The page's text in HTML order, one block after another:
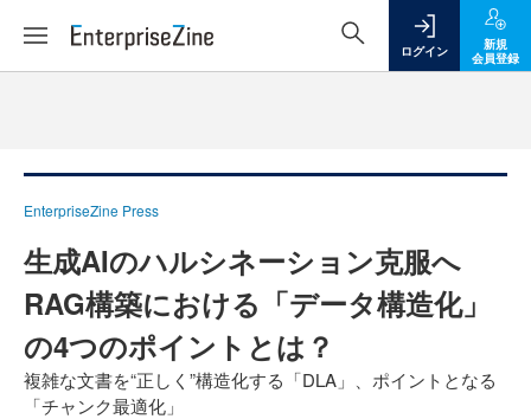
ログイン
新規
会員登録
EnterpriseZine Press
生成AIのハルシネーション克服へ
RAG構築における「データ構造化」
の4つのポイントとは？
複雑な文書を“正しく”構造化する「DLA」、ポイントとなる
「チャンク最適化」